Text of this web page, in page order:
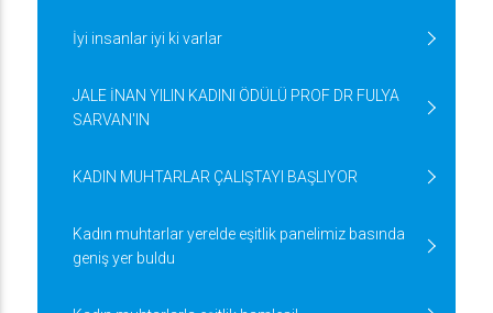
İyi insanlar iyi ki varlar
JALE İNAN YILIN KADINI ÖDÜLÜ PROF DR FULYA
SARVAN'IN
KADIN MUHTARLAR ÇALIŞTAYI BAŞLIYOR
Kadın muhtarlar yerelde eşitlik panelimiz basında
geniş yer buldu